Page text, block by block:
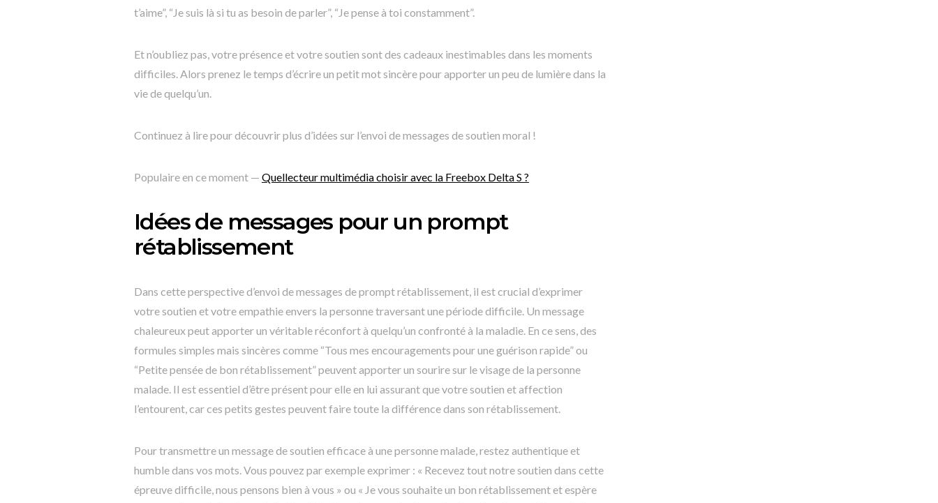
t’aime”, “Je suis là si tu as besoin de parler”, “Je pense à toi constamment”.
Et n’oubliez pas, votre présence et votre soutien sont des cadeaux inestimables dans les moments
difficiles. Alors prenez le temps d’écrire un petit mot sincère pour apporter un peu de lumière dans la
vie de quelqu’un.
Continuez à lire pour découvrir plus d’idées sur l’envoi de messages de soutien moral !
Populaire en ce moment — Quellecteur multimédia choisir avec la Freebox Delta S ?
Idées de messages pour un prompt
rétablissement
Dans cette perspective d’envoi de messages de prompt rétablissement, il est crucial d’exprimer
votre soutien et votre empathie envers la personne traversant une période difficile. Un message
chaleureux peut apporter un véritable réconfort à quelqu’un confronté à la maladie. En ce sens, des
formules simples mais sincères comme “Tous mes encouragements pour une guérison rapide” ou
“Petite pensée de bon rétablissement” peuvent apporter un sourire sur le visage de la personne
malade. Il est essentiel d’être présent pour elle en lui assurant que votre soutien et affection
l’entourent, car ces petits gestes peuvent faire toute la différence dans son rétablissement.
Pour transmettre un message de soutien efficace à une personne malade, restez authentique et
humble dans vos mots. Vous pouvez par exemple exprimer : « Recevez tout notre soutien dans cette
épreuve difficile, nous pensons bien à vous » ou « Je vous souhaite un bon rétablissement et espère